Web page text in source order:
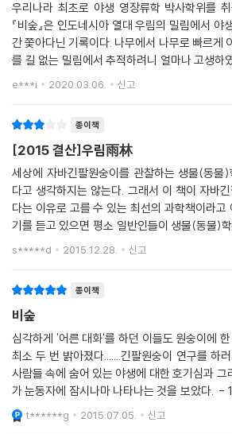
김산하 박사가 좌충우돌하며 겪는 갖가지 사연
대의 짙푸른 사진들과 저자가 직접 그린 형형색
게 펼쳐진다.
러디어드 키플링의 소설 『정글북』을 읽으며 어
활한 2년 여의 기록을 담은 이 책 『비숲』에서 지
활동이 벌어지고 있는 현장인 ‘비숲’과, ‘비숲’과
‘비숲’과 더불어 스러지는 다종다양한 생명체들
한국 최초 야생 영장류학자의 정글 탐험기
(주)사이언스북스에서 출간한 『비숲』은 인도네
야생 영장류학으로 박사 학위를 취득한 김산하
대학원에서 ‘까치의 서식지 구성’과 관련한 연구
는 몇 년의 준비 기간을 거친 후 2007년부터 본
우림으로 뛰어들어 긴팔원숭이의 행동 생태를
찰 기록을 바탕으로 박사 학위를 취득한 뒤에는
학부 연구원으로 있으면서 때때로 인도네시아
구자들을 지원하며 긴팔원숭이 연구를 이어가고
우리나라 최초로 야생 영장류학 박사학위를
『비숲』은 인도네시아 열대 우림의 밀림에서
간 쫓아다닌 기록이다. 나무에서 나무로 빠르게
를 길 없는 밀림에서 추적하려니 얼마나 고생하
의 땀과 정열과 아련한 추억이 녹아든 그 만의
e***i 2020.03.06. 신고
종이책
[2015 결산]우림雨林
세상에 자바긴팔원숭이를 관찰하는 생물(동물
다고 생각하지는 않는다. 그래서 이 책이 자바
다는 이유로 고를 수 있는 최선의 과학책이라고
기를 듣고 있으면 평소 일반인들이 생물(동물)
란히 보이는데 그럴 수 있음을 인정하면서도 일
s*****d 2015.12.28. 신고
종이책
비숲
심각하게 '어른 대화'를 하던 이들도 원숭이에
최소 두 번 밝아졌다.......긴팔원숭이 연구를 하
사람들 속에 숨어 있는 야생에 대한 호기심과 그
가 눈동자에 잠시나마 나타나는 것을 보았다. - 12쪽 누군가가 "나
숭이 연구하러 가"라고 말하는 소리를 들었다면
시, "
t******g 2015.07.05. 신고